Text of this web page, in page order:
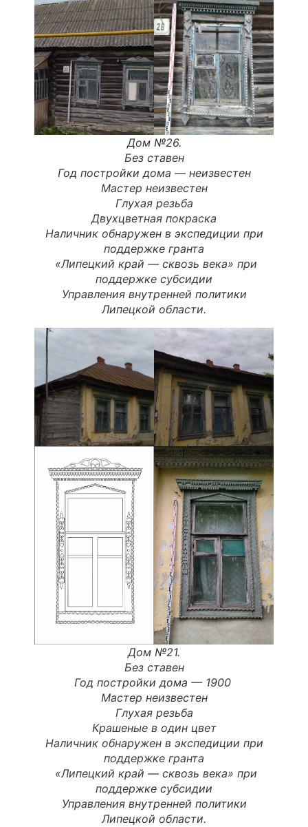
Дом №26.
Без ставен
Год постройки дома — неизвестен
Мастер неизвестен
Глухая резьба
Двухцветная покраска
Наличник обнаружен в экспедиции при
поддержке гранта
«Липецкий край — сквозь века» при
поддержке субсидии
Управления внутренней политики
Липецкой области.
Дом №21.
Без ставен
Год постройки дома — 1900
Мастер неизвестен
Глухая резьба
Крашеные в один цвет
Наличник обнаружен в экспедиции при
поддержке гранта
«Липецкий край — сквозь века» при
поддержке субсидии
Управления внутренней политики
Липецкой области.